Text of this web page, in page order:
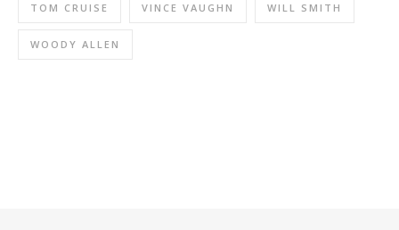
TOM CRUISE VINCE VAUGHN WILL SMITH
WOODY ALLEN